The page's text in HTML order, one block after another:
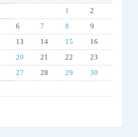
1 2
6 7 8 9
13 14 15 16
20 21 22 23
27 28 29 30